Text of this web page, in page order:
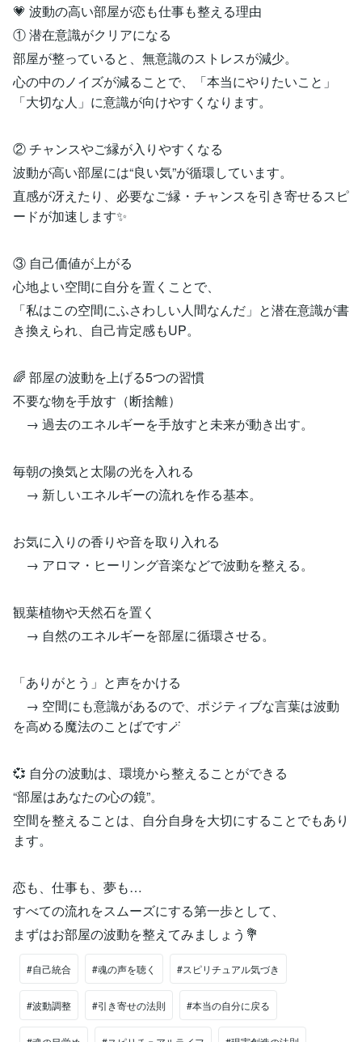
💗 波動の高い部屋が恋も仕事も整える理由
① 潜在意識がクリアになる
部屋が整っていると、無意識のストレスが減少。
心の中のノイズが減ることで、「本当にやりたいこと」
「大切な人」に意識が向けやすくなります。
② チャンスやご縁が入りやすくなる
波動が高い部屋には“良い気”が循環しています。
直感が冴えたり、必要なご縁・チャンスを引き寄せるスピ
ードが加速します✨
③ 自己価値が上がる
心地よい空間に自分を置くことで、
「私はこの空間にふさわしい人間なんだ」と潜在意識が書
き換えられ、自己肯定感もUP。
🌈 部屋の波動を上げる5つの習慣
不要な物を手放す（断捨離）
→ 過去のエネルギーを手放すと未来が動き出す。
毎朝の換気と太陽の光を入れる
→ 新しいエネルギーの流れを作る基本。
お気に入りの香りや音を取り入れる
→ アロマ・ヒーリング音楽などで波動を整える。
観葉植物や天然石を置く
→ 自然のエネルギーを部屋に循環させる。
「ありがとう」と声をかける
→ 空間にも意識があるので、ポジティブな言葉は波動
を高める魔法のことばです🪄
💞 自分の波動は、環境から整えることができる
“部屋はあなたの心の鏡”。
空間を整えることは、自分自身を大切にすることでもあり
ます。
恋も、仕事も、夢も…
すべての流れをスムーズにする第一歩として、
まずはお部屋の波動を整えてみましょう💐
#自己統合 #魂の声を聴く #スピリチュアル気づき
#波動調整 #引き寄せの法則 #本当の自分に戻る